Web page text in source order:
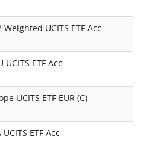
UCITS ETF Acc
ETF Acc
UCITS ETF EUR (C)
ETF Acc